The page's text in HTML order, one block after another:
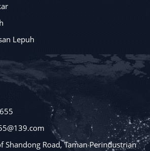
Lepuh
Shandong Road, Taman Perindustrian